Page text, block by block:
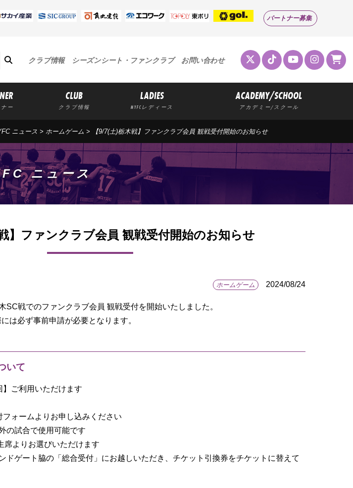
パートナー募集
クラブ情報 シーズンシート・ファンクラブ お問い合わせ
ー
CLUB
クラブ情報
LADIES
MYFCレディース
ACADEMY/SCHOOL
アカデミー/スクール
ニュース > ホームゲーム > 【9/7(土)栃木戦】ファンクラブ会員 観戦受付開始のお知らせ
ニュース
】ファンクラブ会員 観戦受付開始のお知らせ
ホームゲーム 2024/08/24
SC戦でのファンクラブ会員 観戦受付を開始いたしました。
は必ず事前申請が必要となります。
いて
ご利用いただけます
ォームよりお申し込みください
の試合で使用可能です
席よりお選びいただけます
ドゲート脇の「総合受付」にお越しいただき、チケット引換券をチケットに替えて